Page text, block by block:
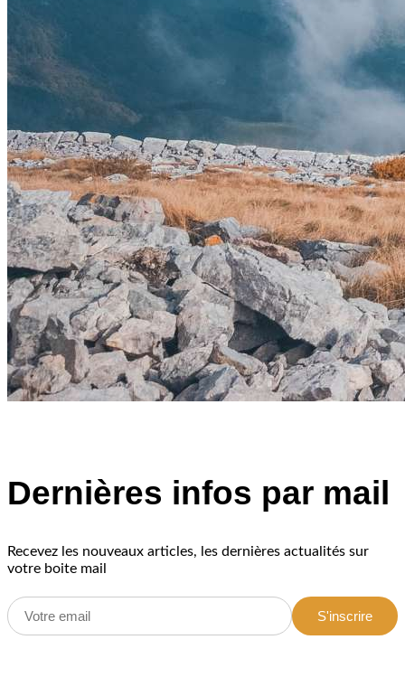
Dernières infos par mail
Recevez les nouveaux articles, les dernières actualités sur
votre boite mail
S'inscrire